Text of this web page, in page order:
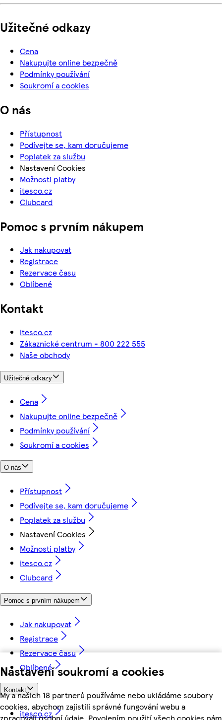
Nastavení soukromí a cookies
My a našich 18 partnerů používáme nebo ukládáme soubory
cookies, abychom zajistili správné fungování webu a
zpracovali osobní údaje. Povolením použití všech cookies nám
Užitečné odkazy
Cena
Nakupujte online bezpečně
Podmínky používání
Soukromí a cookies
O nás
Přístupnost
Podívejte se, kam doručujeme
Poplatek za službu
Nastavení Cookies
Možnosti platby
itesco.cz
Clubcard
Pomoc s prvním nákupem
Jak nakupovat
Registrace
Rezervace času
Oblíbené
Kontakt
itesco.cz
Zákaznické centrum - 800 222 555
Naše obchody
Užitečné odkazy
Cena
Nakupujte online bezpečně
Podmínky používání
Soukromí a cookies
O nás
Přístupnost
Podívejte se, kam doručujeme
Poplatek za službu
Nastavení Cookies
Možnosti platby
itesco.cz
Clubcard
Pomoc s prvním nákupem
Jak nakupovat
Registrace
Rezervace času
Oblíbené
Kontakt
itesco.cz